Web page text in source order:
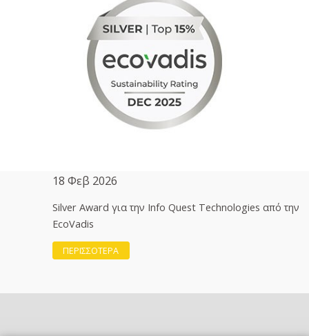
18 Φεβ 2026
Silver Award για την Info Quest Technologies από την
EcoVadis
ΠΕΡΙΣΣΟΤΕΡΑ